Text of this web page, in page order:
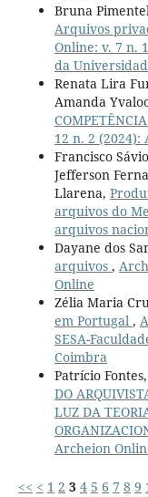
Bruna
Arquivos
Online: v. 7 n.
da
Renata Lira
Amanda
12 n. 2
Francisco
Jefferson
Llarena,
arquivos do
arquivos
Dayane dos
arquivos ,
Online
Zélia Maria
em Portugal ,
SESA-
Coimbra
Patrício
DO
LUZ DA
Archeion
<< < 1 2 3 4 5 6 7 8 9